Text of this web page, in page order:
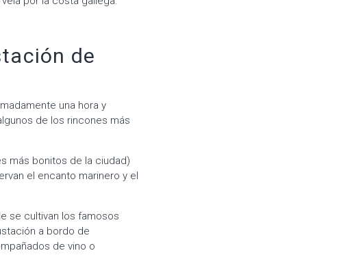
de
una hora y
de los rincones más
más bonitos de la ciudad)
el encanto marinero y el
se cultivan los famosos
a bordo de
de vino o